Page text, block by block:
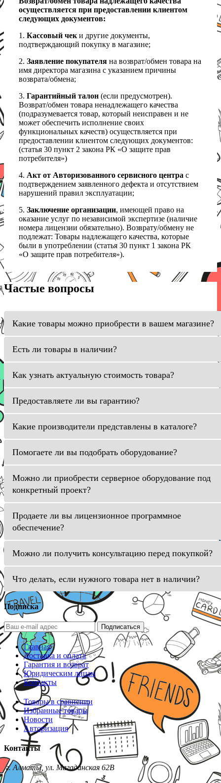
осуществляется при предоставлении клиентом
следующих документов:
1. Кассовый чеки другие документы,
подтверждающий покупку в магазине;
2. Заявление покупателя на возврат/обмен товара на
имя директора магазина с указанием причины
возврата/обмена;
3. Гарантийный талон (если предусмотрен).
Возврат/обмен товара ненадлежащего качества
(подразумевается товар, который неисправен и не
может обеспечить исполнение своих
функциональных качеств) осуществляется при
предоставлении клиентом следующих документов:
(статья 30 пункт 2 закона РК «О защите прав
потребителя»)
4. Акт от Авторизованного сервисного центра с
подтверждением заявленного дефекта и отсутствием
нарушений правил эксплуатации;
5. Заключение организации, имеющей право на
оказание услуг по независимой экспертизе (наличие
номера лицензии обязательно). Возврату/обмену не
подлежат: Товары надлежащего качества, которые
были в употреблении (статья 30 пункт 1 закона РК
«О защите прав потребителя»).
Частые вопросы
Какие товары можно приобрести в вашем магазине?
Есть ли товары в наличии?
Как узнать актуальную стоимость товара?
Предоставляете ли вы гарантию?
Какие производители представлены в каталоге?
Помогаете ли вы подобрать оборудование?
Можно ли приобрести серверное оборудование под
конкретный проект?
Продаете ли вы лицензионное программное
обеспечение?
Можно ли получить консультацию перед покупкой?
Что делать, если нужного товара нет в наличии?
Подписка
Подписаться
Главная
Доставка и оплата
Гарантия и возврат
Юридическим лицам
Контакты
Товары в сравнении
Избранные товары
Новости
Авторизация
Контакты
г. Алматы, ул. Магаданская 62В